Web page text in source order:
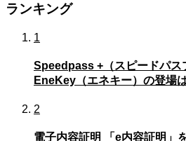
ランキング
1
Speedpass +（スピードパス
EneKey（エネキー）の登場
2
電子内容証明 「e内容証明」